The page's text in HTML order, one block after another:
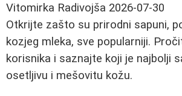
Vitomirka Radivojša 2026-07-30
Otkrijte zašto su prirodni sapuni,
kozjeg mleka, sve popularniji.
korisnika i saznajte koji je najbolji
osetljivu i mešovitu kožu.